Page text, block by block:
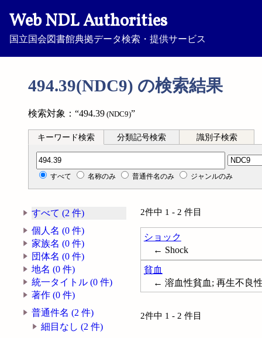
Web NDL Authorities
国立国会図書館典拠データ検索・提供サービス
494.39(NDC9) の検索結果
検索対象：“494.39 (NDC9)”
キーワード検索 分類記号検索 識別子検索
分類記号検索
すべて 名称のみ 普通件名のみ ジャンルのみ
すべて (2 件)
個人名 (0 件)
家族名 (0 件)
団体名 (0 件)
地名 (0 件)
統一タイトル (0 件)
著作 (0 件)
普通件名 (2 件)
細目なし (2 件)
2件中 1 - 2 件目
ショック
← Shock
貧血
← 溶血性貧血; 再生不良
2件中 1 - 2 件目